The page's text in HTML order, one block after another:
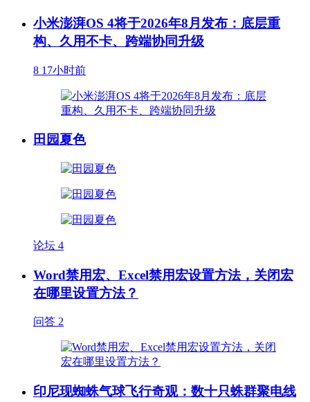
小米澎湃OS 4将于2026年8月发布：底层重
构、久用不卡、跨端协同升级
8 17小时前
田园夏色
论坛 4
Word禁用宏、Excel禁用宏设置方法，关闭宏
在哪里设置方法？
问答 2
印尼现蜘蛛气球飞行奇观：数十只蛛群聚电线